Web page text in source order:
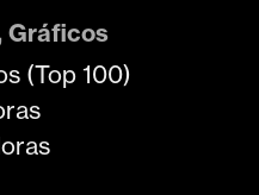
Gráficos
(Top 100)